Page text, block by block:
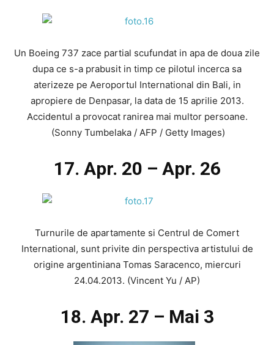
Un Boeing 737 zace partial scufundat in apa de doua zile
dupa ce s-a prabusit in timp ce pilotul incerca sa
aterizeze pe Aeroportul International din Bali, in
apropiere de Denpasar, la data de 15 aprilie 2013.
Accidentul a provocat ranirea mai multor persoane.
(Sonny Tumbelaka / AFP / Getty Images)
17. Apr. 20 – Apr. 26
Turnurile de apartamente si Centrul de Comert
International, sunt privite din perspectiva artistului de
origine argentiniana Tomas Saracenco, miercuri
24.04.2013. (Vincent Yu / AP)
18. Apr. 27 – Mai 3